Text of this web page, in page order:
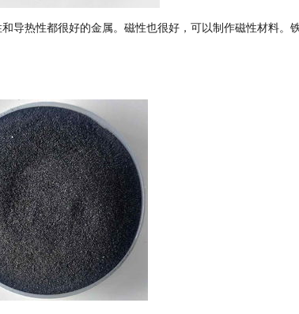
导热性都很好的金属。磁性也很好，可以制作磁性材料。